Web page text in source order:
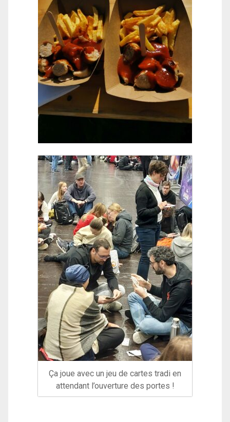
Ça joue avec un jeu de cartes tradi en
attendant l’ouverture des portes !